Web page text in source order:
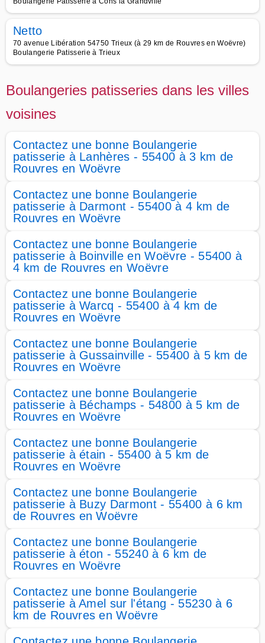
Netto
70 avenue Libération 54750 Trieux (à 29 km de Rouvres en Woëvre)
Boulangerie Patisserie à Trieux
Boulangeries patisseries dans les villes
voisines
Contactez une bonne Boulangerie
patisserie à Lanhères - 55400 à 3 km de
Rouvres en Woëvre
Contactez une bonne Boulangerie
patisserie à Darmont - 55400 à 4 km de
Rouvres en Woëvre
Contactez une bonne Boulangerie
patisserie à Boinville en Woëvre - 55400 à
4 km de Rouvres en Woëvre
Contactez une bonne Boulangerie
patisserie à Warcq - 55400 à 4 km de
Rouvres en Woëvre
Contactez une bonne Boulangerie
patisserie à Gussainville - 55400 à 5 km de
Rouvres en Woëvre
Contactez une bonne Boulangerie
patisserie à Béchamps - 54800 à 5 km de
Rouvres en Woëvre
Contactez une bonne Boulangerie
patisserie à étain - 55400 à 5 km de
Rouvres en Woëvre
Contactez une bonne Boulangerie
patisserie à Buzy Darmont - 55400 à 6 km
de Rouvres en Woëvre
Contactez une bonne Boulangerie
patisserie à éton - 55240 à 6 km de
Rouvres en Woëvre
Contactez une bonne Boulangerie
patisserie à Amel sur l'étang - 55230 à 6
km de Rouvres en Woëvre